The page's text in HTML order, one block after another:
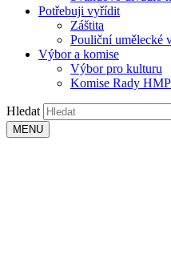
Potřebuji vyřídit
Záštita
Pouliční umělecké
Výbor a komise
Výbor pro kulturu
Komise Rady HMP
Hledat
MENU